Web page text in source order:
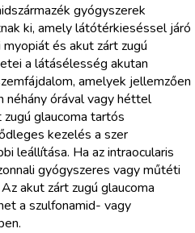
gyógyszerek
ki, amely látótérkieséssel járó
és akut zárt zugú
a látásélesség akutan
amelyek jellemzően
néhány órával vagy héttel
glaucoma tartós
kezelés a szer
leállítása. Ha az intraocularis
gyógyszeres vagy műtéti
akut zárt zugú glaucoma
a szulfonamid- vagy